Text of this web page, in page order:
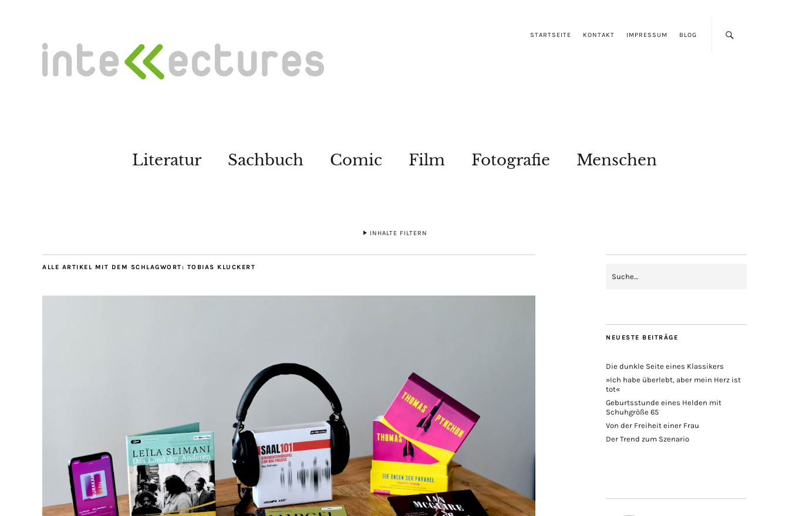
STARTSEITE KONTAKT IMPRESSUM BLOG
Literatur Sachbuch Comic Film Fotografie Menschen
INHALTE FILTERN
ALLE ARTIKEL MIT DEM SCHLAGWORT: TOBIAS KLUCKERT
NEUESTE BEITRÄGE
Die dunkle Seite eines Klassikers
»Ich habe überlebt, aber mein Herz ist
tot«
Geburtsstunde eines Helden mit
Schuhgröße 65
Von der Freiheit einer Frau
Der Trend zum Szenario